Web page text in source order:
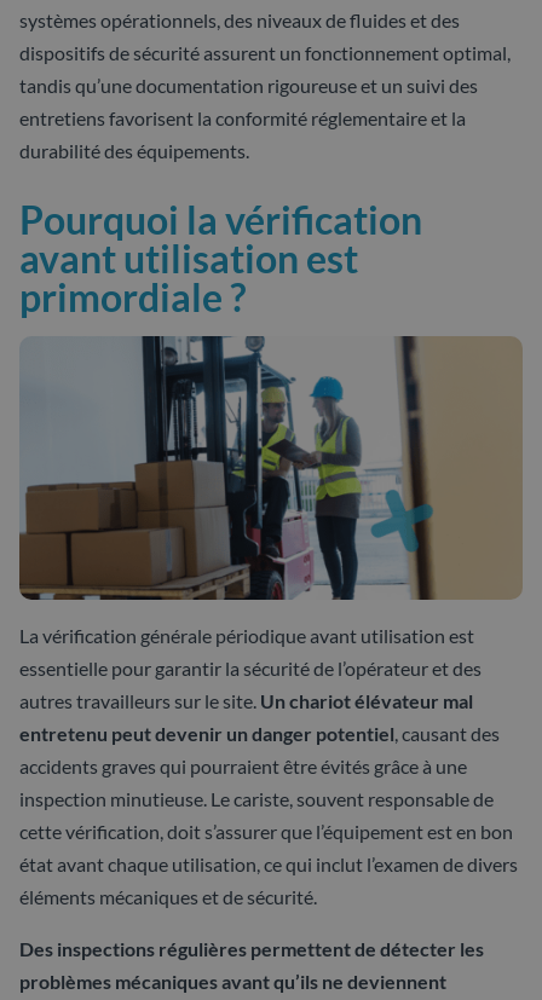
systèmes opérationnels, des niveaux de fluides et des
dispositifs de sécurité assurent un fonctionnement optimal,
tandis qu’une documentation rigoureuse et un suivi des
entretiens favorisent la conformité réglementaire et la
durabilité des équipements.
Pourquoi la vérification
avant utilisation est
primordiale ?
La vérification générale périodique avant utilisation est
essentielle pour garantir la sécurité de l’opérateur et des
autres travailleurs sur le site. Un chariot élévateur mal
entretenu peut devenir un danger potentiel, causant des
accidents graves qui pourraient être évités grâce à une
inspection minutieuse. Le cariste, souvent responsable de
cette vérification, doit s’assurer que l’équipement est en bon
état avant chaque utilisation, ce qui inclut l’examen de divers
éléments mécaniques et de sécurité.
Des inspections régulières permettent de détecter les
problèmes mécaniques avant qu’ils ne deviennent